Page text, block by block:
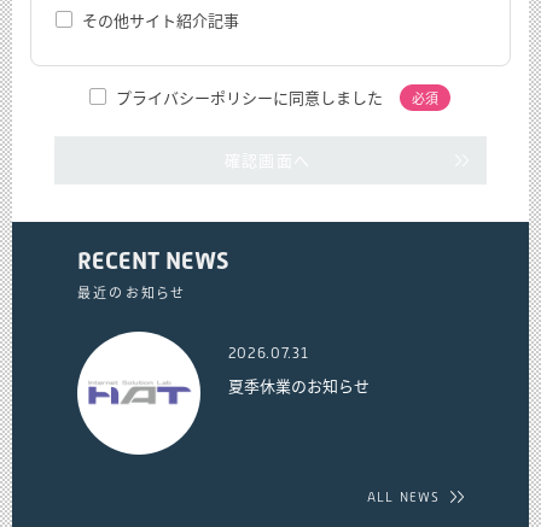
その他サイト紹介記事
プライバシーポリシーに同意しました 必須
RECENT NEWS
最近のお知らせ
2026.07.31
夏季休業のお知らせ
ALL NEWS